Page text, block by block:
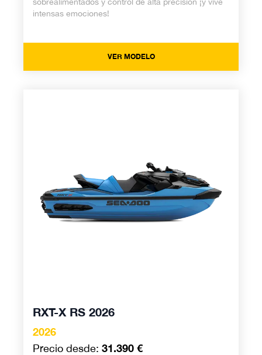
intensas emociones!
VER MODELO
RXT-X RS 2026
2026
Precio desde: 31.390 €